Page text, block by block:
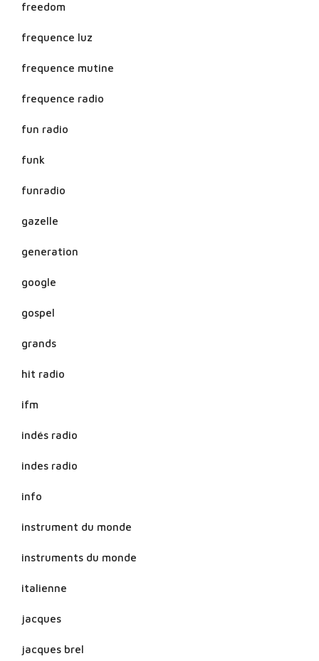
freedom
frequence luz
frequence mutine
frequence radio
fun radio
funk
funradio
gazelle
generation
google
gospel
grands
hit radio
ifm
indés radio
indes radio
info
instrument du monde
instruments du monde
italienne
jacques
jacques brel